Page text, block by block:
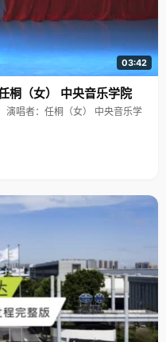
03:42
桐（女） 中央音乐学院
演唱者：任桐（女） 中央音乐学